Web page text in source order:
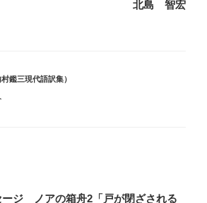
北島 智宏
鑑三現代語訳集）
ージ ノアの箱舟2「戸が閉ざされる